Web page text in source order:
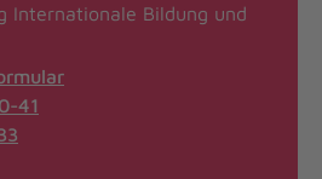
Internationale Bildung und
41